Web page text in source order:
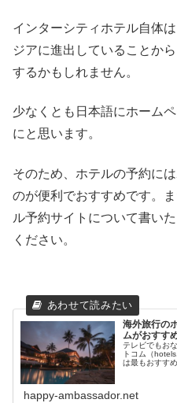
インターシティホテル自体
ジアに進出していることか
するかもしれません。
少なくとも日本語にホーム
にと思います。
そのため、ホテルの予約に
のが便利でおすすめです。
ル予約サイトについて書い
ください。
海外旅行の
ムがおすす
テレビでもお
トコム（
は最もおすす
happy-ambassador.net